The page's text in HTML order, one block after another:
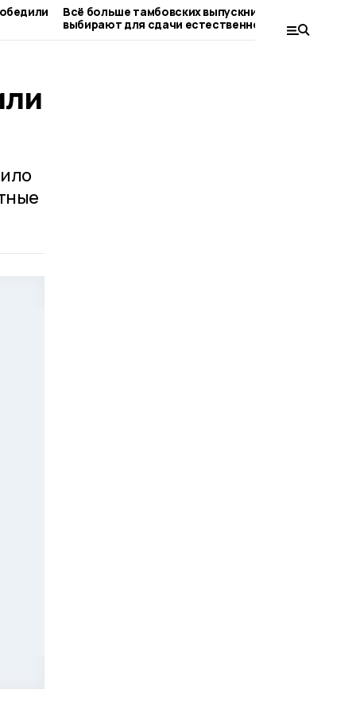
Всё больше тамбовских выпускников
выбирают для сдачи естественно-
научные дисциплины